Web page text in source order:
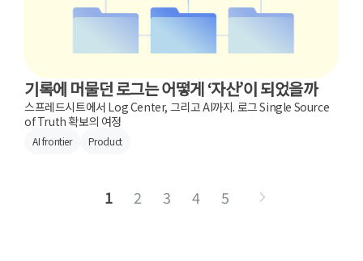
기록에 머물던 로그는 어떻게 ‘자산’이 되었을까
스프레드시트에서 Log Center, 그리고 AI까지. 로그 Single Source
of Truth 확보의 여정
AI frontier Product
1 2 3 4 5